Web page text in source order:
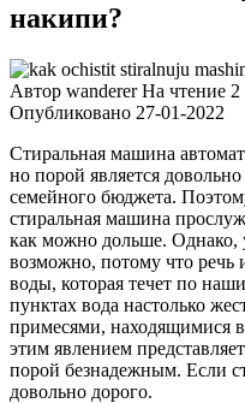
накипи?
Автор wanderer На чтение
Опубликовано 27-01-2022
Стиральная машина
но порой является
семейного бюджета.
стиральная машина
как можно дольше. Однако,
возможно, потому что речь
воды, которая течет по
пунктах вода настолько
примесями, находящимися
этим явлением
порой безнадежным. Если
довольно дорого.